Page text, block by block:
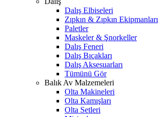
Dalış Elbiseleri
Zıpkın & Zıpkın Ekipmanları
Paletler
Maskeler & Şnorkeller
Dalış Feneri
Dalış Bıçakları
Dalış Aksesuarları
Tümünü Gör
Balık Av Malzemeleri
Olta Makineleri
Olta Kamışları
Olta Setleri